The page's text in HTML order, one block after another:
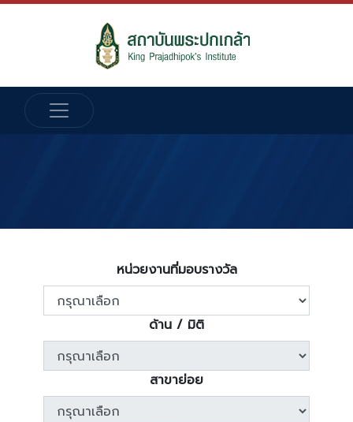
หน่วยงานที่มอบรางวัล
ด้าน / มิติ
สาขาย่อย